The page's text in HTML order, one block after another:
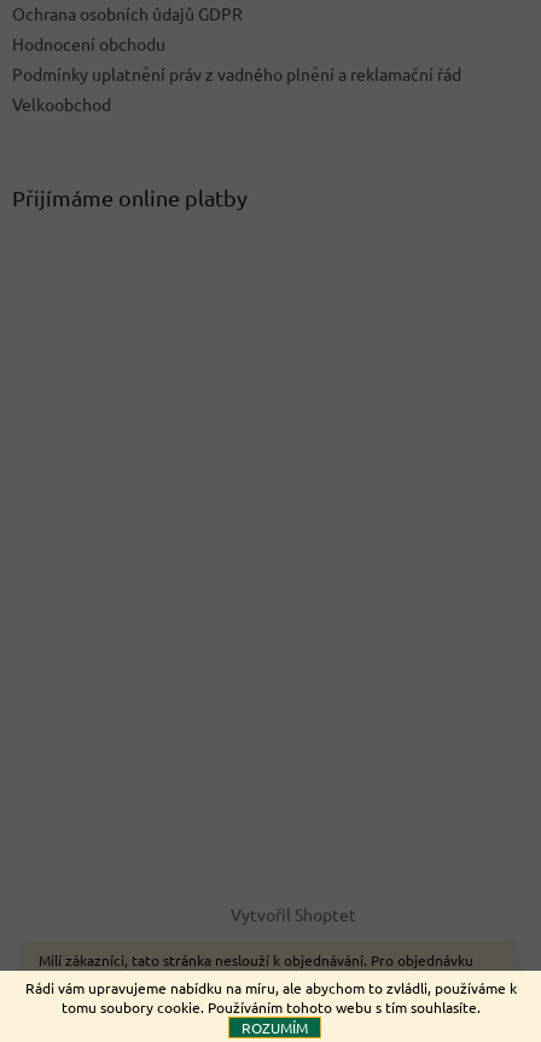
Rádi vám upravujeme nabídku na míru, ale abychom to zvládli, používáme k
tomu soubory cookie. Používáním tohoto webu s tím souhlasíte.
ROZUMÍM
Milí zákazníci, tato stránka neslouží k objednávání. Pro objednávku
zboží on-line využijte naše webové stránky www.nemeckyeshop.cz
Děkujeme.
Ochrana osobních údajů GDPR
Hodnocení obchodu
Podmínky uplatnění práv z vadného plnění a reklamační řád
Velkoobchod
Přijímáme online platby
Vytvořil Shoptet
Copyright 2026Euromarket. Všechna práva vyhrazena.